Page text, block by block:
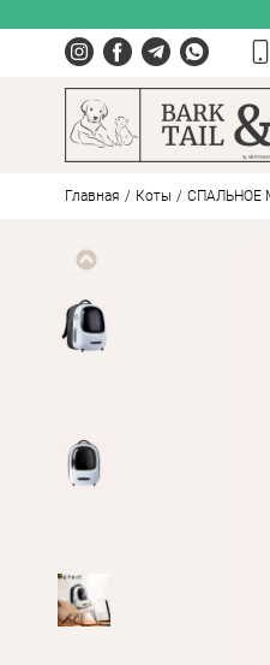
Главная Коты СПАЛЬНОЕ